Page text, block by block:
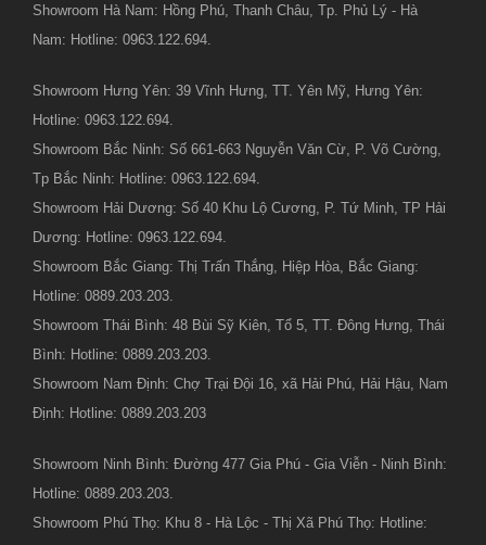
Showroom Hà Nam: Hồng Phú, Thanh Châu, Tp. Phủ Lý - Hà
Nam: Hotline: 0963.122.694.
Showroom Hưng Yên: 39 Vĩnh Hưng, TT. Yên Mỹ, Hưng Yên:
Hotline: 0963.122.694.
Showroom Bắc Ninh: Số 661-663 Nguyễn Văn Cừ, P. Võ Cường,
Tp Bắc Ninh: Hotline: 0963.122.694.
Showroom Hải Dương: Số 40 Khu Lộ Cương, P. Tứ Minh, TP Hải
Dương: Hotline: 0963.122.694.
Showroom Bắc Giang: Thị Trấn Thắng, Hiệp Hòa, Bắc Giang:
Hotline: 0889.203.203.
Showroom Thái Bình: 48 Bùi Sỹ Kiên, Tổ 5, TT. Đông Hưng, Thái
Bình: Hotline: 0889.203.203.
Showroom Nam Định: Chợ Trại Đội 16, xã Hải Phú, Hải Hậu, Nam
Định: Hotline: 0889.203.203
Showroom Ninh Bình: Đường 477 Gia Phú - Gia Viễn - Ninh Bình:
Hotline: 0889.203.203.
Showroom Phú Thọ: Khu 8 - Hà Lộc - Thị Xã Phú Thọ: Hotline: